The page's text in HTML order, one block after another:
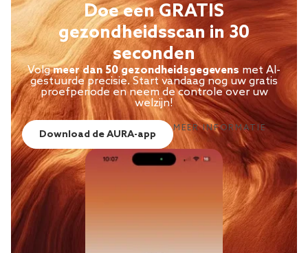
Doe een GRATIS
gezondheidsscan in 30
seconden
Volgmeer dan 50 gezondheidsgegevens met AI-
gestuurde precisie. Start vandaag nog uw gratis
proefperiode en neem de controle over uw
welzijn!
Download de AURA-app
MEER INFORMATIE